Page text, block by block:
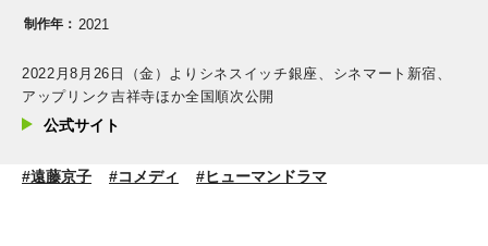
制作年： 2021
2022月8月26日（金）よりシネスイッチ銀座、シネマート新宿、
アップリンク吉祥寺ほか全国順次公開
公式サイト
#遠藤京子 #コメディ #ヒューマンドラマ